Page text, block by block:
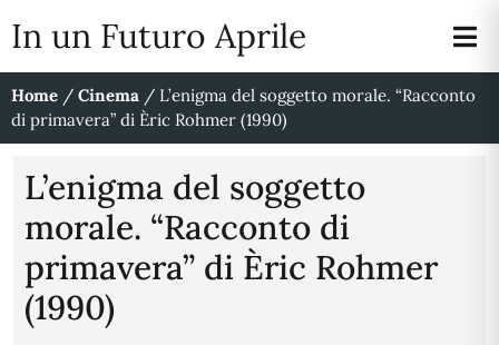
In un Futuro Aprile
Home / Cinema / L’enigma del soggetto morale. “Racconto
di primavera” di Èric Rohmer (1990)
L’enigma del soggetto
morale. “Racconto di
primavera” di Èric Rohmer
(1990)